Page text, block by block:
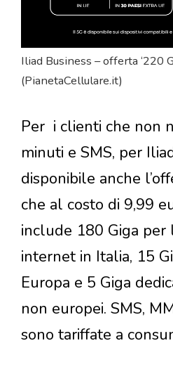
Iliad Business – offerta ‘220
(PianetaCellulare.it)
Per i clienti che non
minuti e SMS, per
disponibile anche
che al costo di 9,99
include 180 Giga per
internet in Italia, 15
Europa e 5 Giga
non europei. SMS,
sono tariffate a